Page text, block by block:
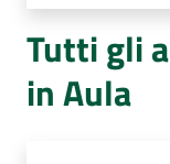
Tutti gli
in Aula